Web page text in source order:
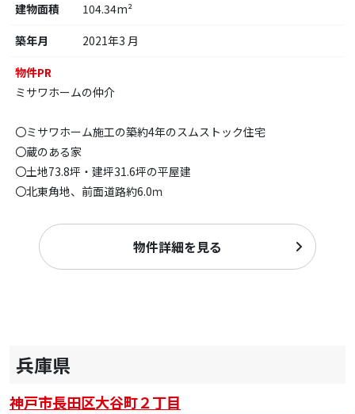
建物面積
104.34m²
築年月
2021年3 月
物件PR
ミサワホームの仲介
〇ミサワホーム施工の築約4年のスムストック住宅
〇蔵のある家
〇土地73.8坪・建坪31.6坪の平屋建
〇北東角地、前面道路約6.0ｍ
物件詳細を見る
兵庫県
神戸市長田区大谷町２丁目